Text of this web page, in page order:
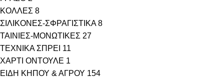
ΚΟΛΛΕΣ 8
ΣΙΛΙΚΟΝΕΣ-ΣΦΡΑΓΙΣΤΙΚΑ 8
ΤΑΙΝΙΕΣ-ΜΟΝΩΤΙΚΕΣ 27
ΤΕΧΝΙΚΑ ΣΠΡΕΙ 11
ΧΑΡΤΙ ΟΝΤΟΥΛΕ 1
ΕΙΔΗ ΚΗΠΟΥ & ΑΓΡΟΥ 154